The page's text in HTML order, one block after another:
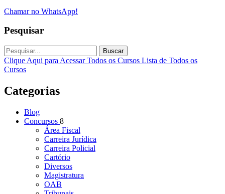
Chamar no WhatsApp!
Pesquisar
Buscar
Clique Aqui para Acessar Todos os Cursos Lista de Todos os
Cursos
Categorias
Blog
Concursos 8
Área Fiscal
Carreira Jurídica
Carreira Policial
Cartório
Diversos
Magistratura
OAB